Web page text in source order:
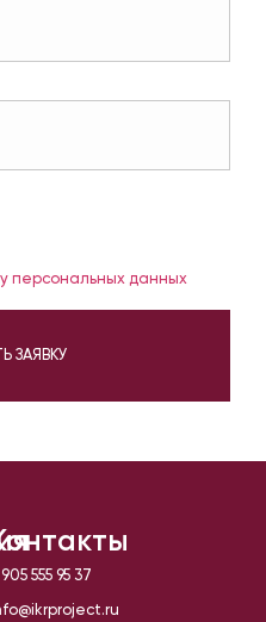
персональных данных
ЗАЯВКУ
555 95 37